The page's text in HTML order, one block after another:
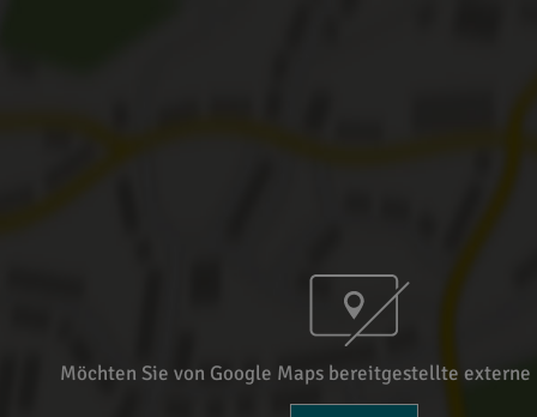
Möchten Sie von Google Maps bereitgestellte